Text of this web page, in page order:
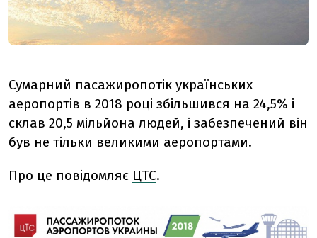
Сумарний пасажиропотік українських
аеропортів в 2018 році збільшився на 24,5% і
склав 20,5 мільйона людей, і забезпечений він
був не тільки великими аеропортами.
Про це повідомляє ЦТС.